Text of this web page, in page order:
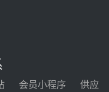
改造项目三元液态盐
会员小程序
供应